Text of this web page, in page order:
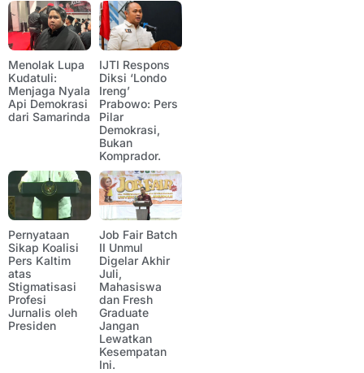
Menolak Lupa
Kudatuli:
Menjaga Nyala
Api Demokrasi
dari Samarinda
IJTI Respons
Diksi ‘Londo
Ireng’
Prabowo: Pers
Pilar
Demokrasi,
Bukan
Komprador.
Pernyataan
Sikap Koalisi
Pers Kaltim
atas
Stigmatisasi
Profesi
Jurnalis oleh
Presiden
Job Fair Batch
II Unmul
Digelar Akhir
Juli,
Mahasiswa
dan Fresh
Graduate
Jangan
Lewatkan
Kesempatan
Ini.